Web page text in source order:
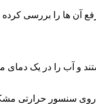
آن ها را بررسی کرده
و آب را در یک
سنسور حرارتی